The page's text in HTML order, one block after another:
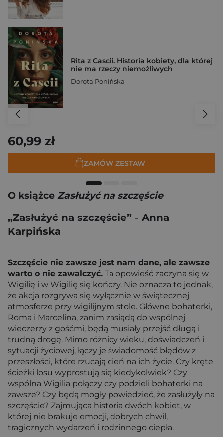
Rita z Cascii. Historia kobiety, dla której
nie ma rzeczy niemożliwych
Dorota Ponińska
60,99 zł
ZAMÓW ZESTAW
O książce Zasłużyć na szczęście
„Zasłużyć na szczęście” - Anna
Karpińska
Szczęście nie zawsze jest nam dane, ale zawsze
warto o nie zawalczyć. Ta opowieść zaczyna się w
Wigilię i w Wigilię się kończy. Nie oznacza to jednak,
że akcja rozgrywa się wyłącznie w świątecznej
atmosferze przy wigilijnym stole. Główne bohaterki,
Roma i Marcelina, zanim zasiądą do wspólnej
wieczerzy z gośćmi, będą musiały przejść długą i
trudną drogę. Mimo różnicy wieku, doświadczeń i
sytuacji życiowej, łączy je świadomość błędów z
przeszłości, które rzucają cień na ich życie. Czy kręte
ścieżki losu wyprostują się kiedykolwiek? Czy
wspólna Wigilia połączy czy podzieli bohaterki na
zawsze? Czy będą mogły powiedzieć, że zasłużyły na
szczęście? Zajmująca historia dwóch kobiet, w
której nie brakuje emocji, dobrych chwil,
tragicznych wydarzeń i rodzinnego ciepła.